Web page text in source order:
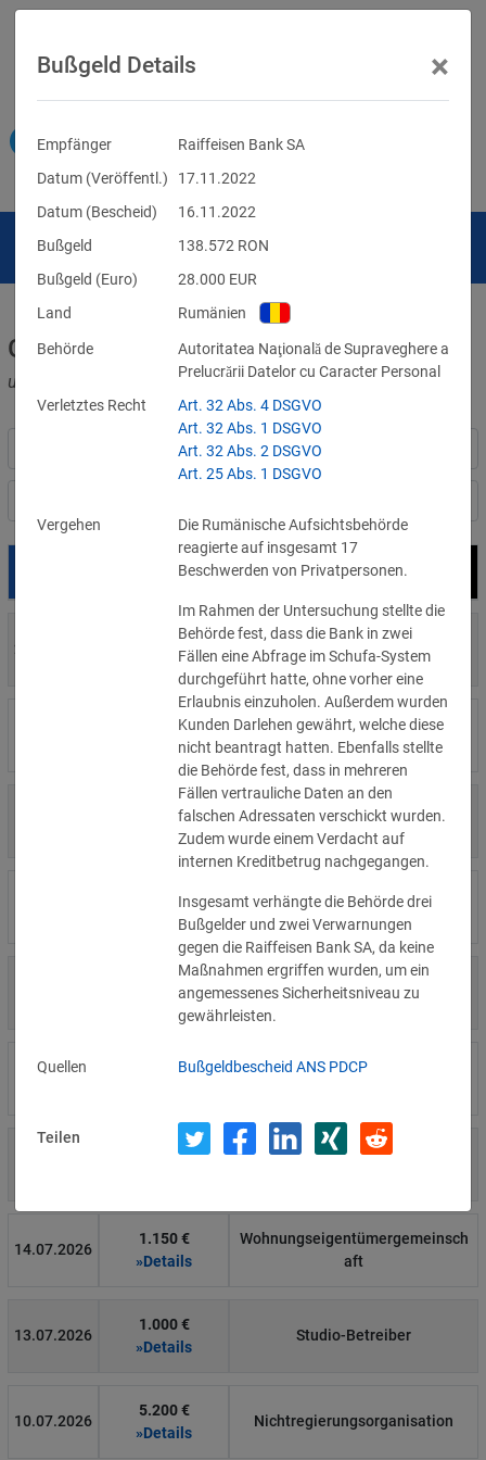
Geldbußen für DSGVO-Verstöße
und für Verletzungen anderer Datenschutzgesetze
Bußgeld Empfänger
29.07.2026
700 €
»Details
Privatperson
1.715.600 €
»Details
Wind Tre
6.358 €
»Details
Privatperson
8.500 €
»Details
Wirtschaftsprüfungsgesellschaft
4.000 €
»Details
Η Μάθηση
14.07.2026
15.000 €
Flamel
13.450 €
14.07.2026
1.150 €
»Details
Wohnungseigentümergemeinsch
aft
13.07.2026
1.000 €
»Details
Studio-Betreiber
10.07.2026
5.200 €
»Details
Nichtregierungsorganisation
Bußgeld Details ×
Empfänger
Raiffeisen Bank SA
Datum (Veröffentl.)
17.11.2022
Datum (Bescheid)
16.11.2022
Bußgeld
138.572 RON
Bußgeld (Euro)
28.000 EUR
Land
Rumänien
Behörde
Autoritatea Naţională de Supraveghere a
Prelucrării Datelor cu Caracter Personal
Verletztes Recht
Art. 32 Abs. 4 DSGVO
Art. 32 Abs. 1 DSGVO
Art. 32 Abs. 2 DSGVO
Art. 25 Abs. 1 DSGVO
Vergehen
Die Rumänische Aufsichtsbehörde
reagierte auf insgesamt 17
Beschwerden von Privatpersonen.
Im Rahmen der Untersuchung stellte die
Behörde fest, dass die Bank in zwei
Fällen eine Abfrage im Schufa-System
durchgeführt hatte, ohne vorher eine
Erlaubnis einzuholen. Außerdem wurden
Kunden Darlehen gewährt, welche diese
nicht beantragt hatten. Ebenfalls stellte
die Behörde fest, dass in mehreren
Fällen vertrauliche Daten an den
falschen Adressaten verschickt wurden.
Zudem wurde einem Verdacht auf
internen Kreditbetrug nachgegangen.
Insgesamt verhängte die Behörde drei
Bußgelder und zwei Verwarnungen
gegen die Raiffeisen Bank SA, da keine
Maßnahmen ergriffen wurden, um ein
angemessenes Sicherheitsniveau zu
gewährleisten.
Quellen Bußgeldbescheid ANS PDCP
Teilen